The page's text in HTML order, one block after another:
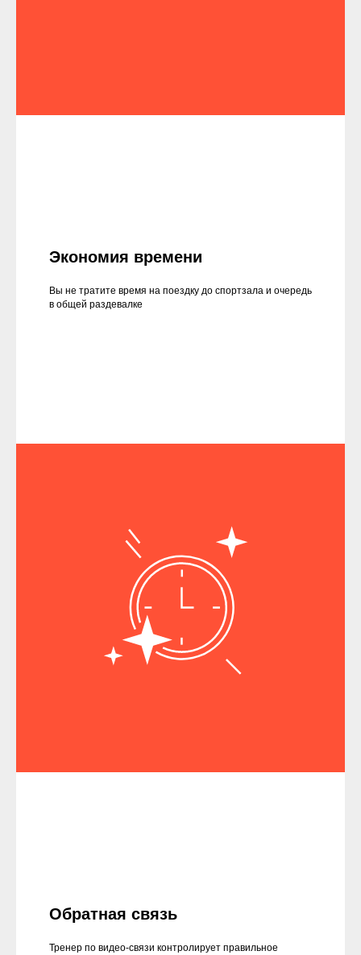
Экономия времени
Вы не тратите время на поездку до спортзала и очередь
в общей раздевалке
Обратная связь
Тренер по видео-связи контролирует правильное